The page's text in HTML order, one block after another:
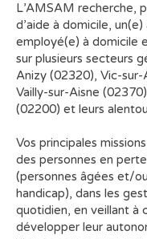
L’AMSAM recherche,
d’aide à domicile,
employé(e) à domicile
sur plusieurs secteurs
Anizy (02320), Vic-sur-
Vailly-sur-Aisne
(02200) et leurs
Vos principales
des personnes en
(personnes âgées et/
handicap), dans les
quotidien, en veillant à
développer leur